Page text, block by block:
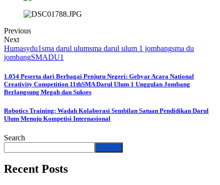
Previous
Next
Humasydu1sma darul ulumsma darul ulum 1 jombangsma du
jombangSMADU1
1.054 Peserta dari Berbagai Penjuru Negeri: Gebyar Acara National
Creativity Competition 11thSMA Darul Ulum 1 Unggulan Jombang
Berlangsung Megah dan Sukses
Robotics Training: Wadah Kolaborasi Sembilan Satuan Pendidikan Darul
Ulum Menuju Kompetisi Internasional
Search
Recent Posts